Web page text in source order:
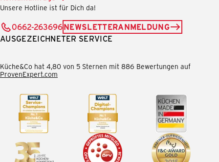
Unsere Hotline ist für Dich da!
0662-263696NEWSLETTERANMELDUNG
AUSGEZEICHNETER SERVICE
Küche&Co hat 4,80 von 5 Sternen mit 886 Bewertungen auf
ProvenExpert.com